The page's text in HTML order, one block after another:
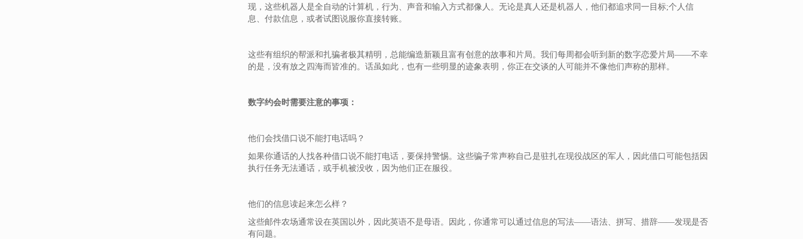
现，这些机器人是全自动的计算机，行为、声音和输入方式都像人。无论是真人还是机器人，他们都追求同一目标;个人信
息、付款信息，或者试图说服你直接转账。
这些有组织的帮派和扎骗者极其精明，总能编造新颖且富有创意的故事和片局。我们每周都会听到新的数字恋爱片局——不幸
的是，没有放之四海而皆准的。话虽如此，也有一些明显的迹象表明，你正在交谈的人可能并不像他们声称的那样。
数字约会时需要注意的事项：
他们会找借口说不能打电话吗？
如果你通话的人找各种借口说不能打电话，要保持警惕。这些骗子常声称自己是驻扎在现役战区的军人，因此借口可能包括因
执行任务无法通话，或手机被没收，因为他们正在服役。
他们的信息读起来怎么样？
这些邮件农场通常设在英国以外，因此英语不是母语。因此，你通常可以通过信息的写法——语法、拼写、措辞——发现是否
有问题。